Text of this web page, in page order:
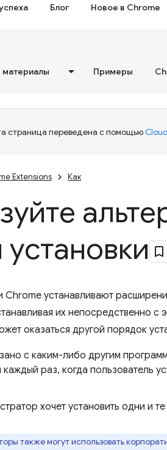
Блог Новое в Chrome
Примеры
страница переведена с помощью
Extensions Как
Chrome устанавливают
их непосредственно
оказаться другой порядок
с каким-либо другим
каждый раз, когда пользователь
хочет установить одни и
также могут использовать